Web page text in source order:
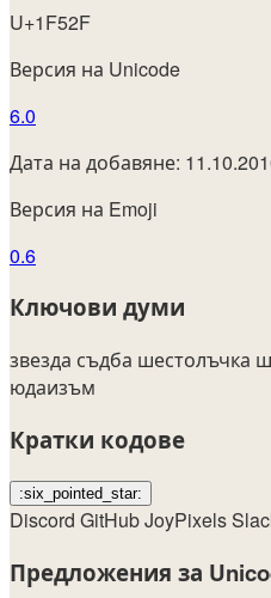
U+1F52F
Версия на Unicode
6.0
Дата на добавяне:
Версия на Emoji
0.6
Ключови думи
звезда съдба шестолъчка
юдаизъм
Кратки кодове
:six_pointed_star:
Discord GitHubJoyPixels
Предложения за